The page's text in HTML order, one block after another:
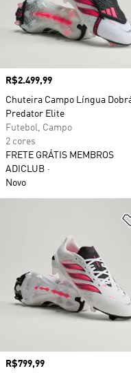
Preço
R$2.499,99
Chuteira Campo Língua
Predator Elite
Futebol, Campo
2 cores
FRETE GRÁTIS MEMBROS
ADICLUB
Novo
Preço
R$799,99